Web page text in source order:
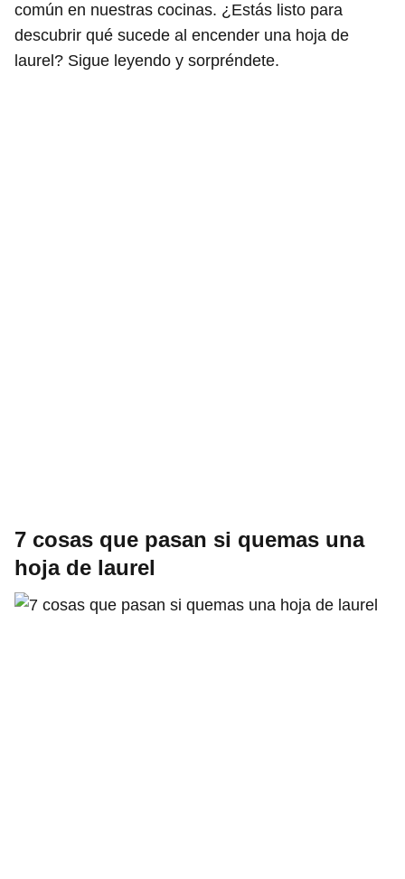
común en nuestras cocinas. ¿Estás listo para
descubrir qué sucede al encender una hoja de
laurel? Sigue leyendo y sorpréndete.
7 cosas que pasan si quemas una
hoja de laurel